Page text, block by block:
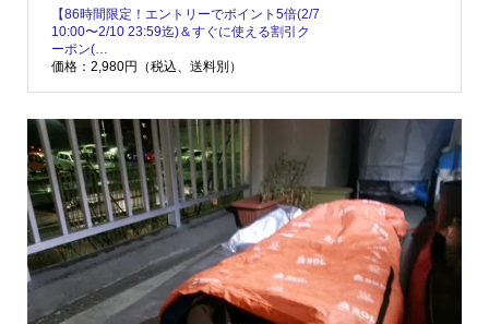
【86時間限定！エントリーでポイント5倍(2/7
10:00〜2/10 23:59迄)＆すぐに使える割引ク
ーポン(…
価格：2,980円（税込、送料別）